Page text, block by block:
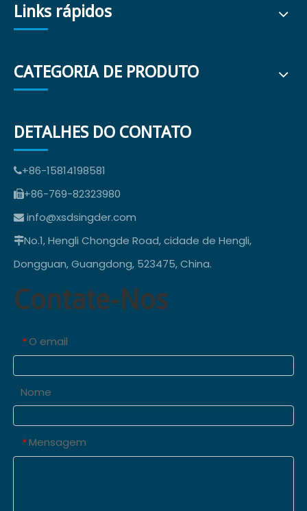
Links rápidos
CATEGORIA DE PRODUTO
DETALHES DO CONTATO
+86-15814198581
+86-769-82323980
 info@xsdsingder.com
No.1, Hengli Chongde Road, cidade de Hengli,
Dongguan, Guangdong, 523475, China.
Contate-Nos
* O email
Nome
* Mensagem